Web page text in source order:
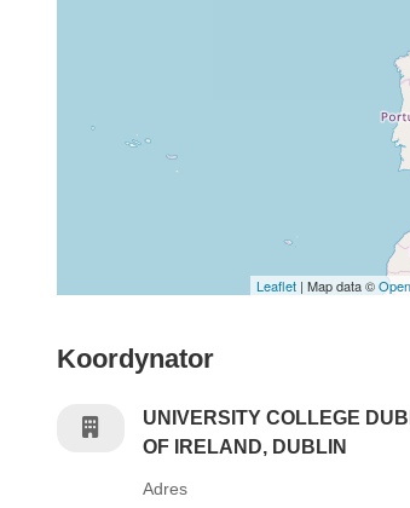
Leaflet | Map data ©
Koordynator
UNIVERSITY COLLEGE
OF IRELAND, DUBLIN
Adres